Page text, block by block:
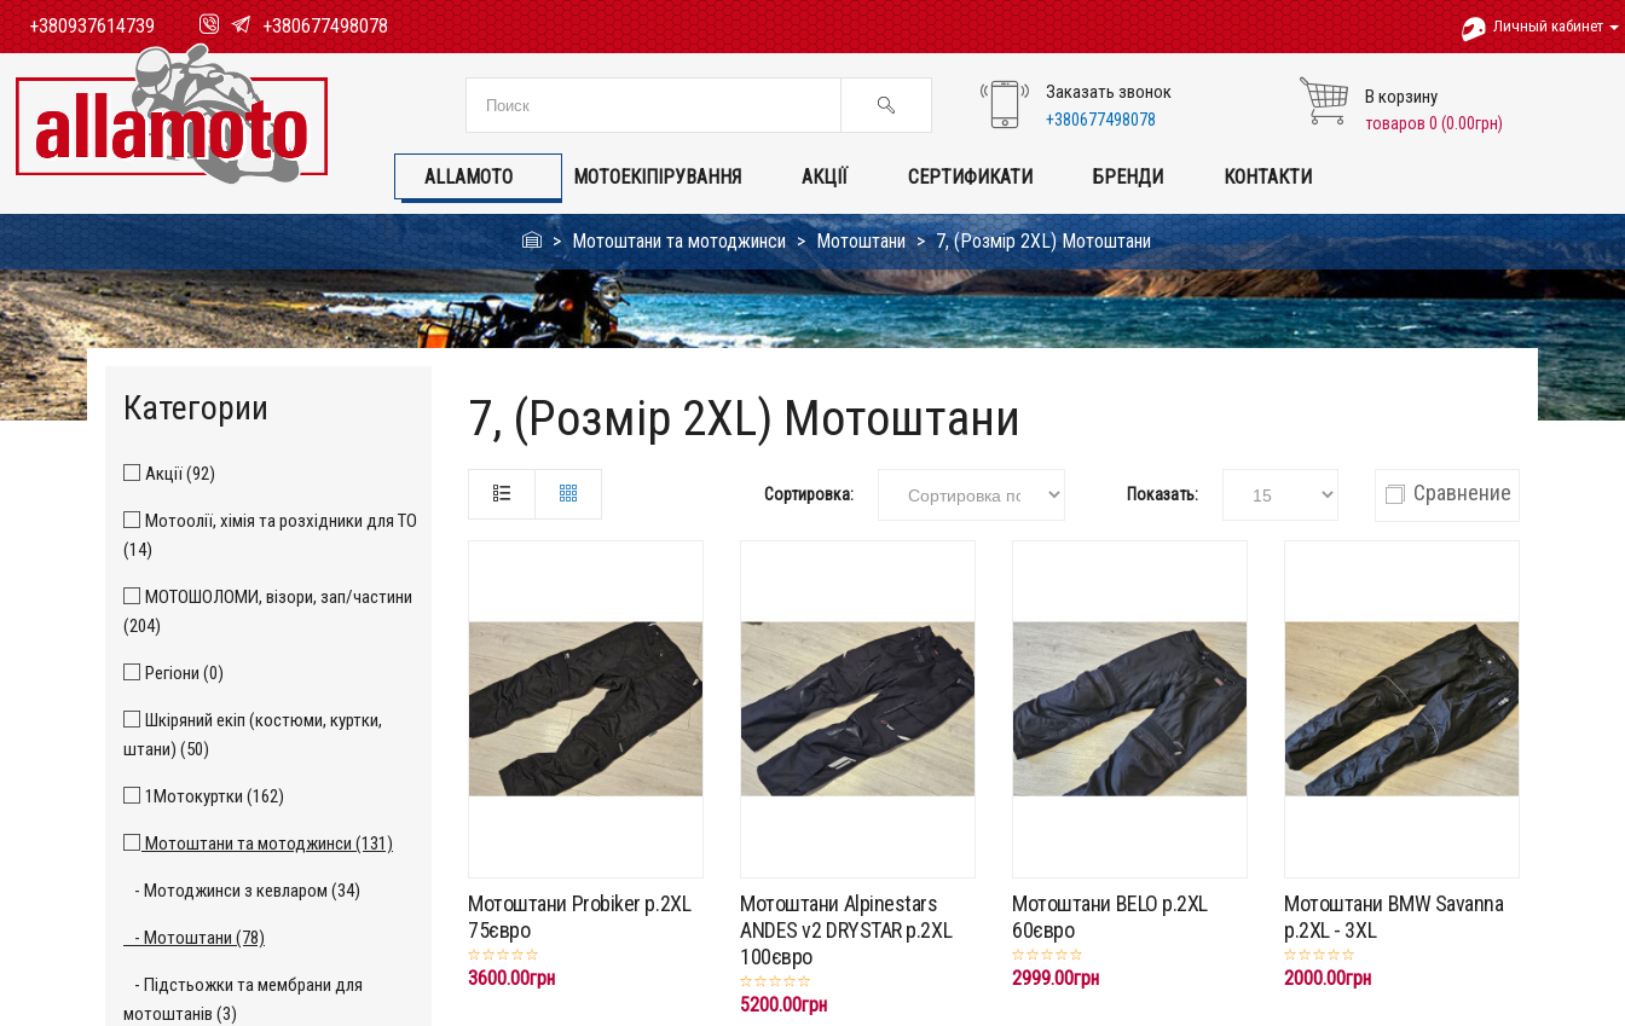
+380937614739 +380677498078 Личный кабинет
Заказать звонок
+380677498078
В корзину
товаров 0 (0.00грн)
ALLAMOTO МОТОЕКІПІРУВАННЯ АКЦІЇ СЕРТИФИКАТИ БРЕНДИ КОНТАКТИ
Мотоштани та мотоджинси Мотоштани 7, (Розмір 2XL) Мотоштани
Категории
Акції (92)
Мотоолії, хімія та розхідники для ТО
(14)
МОТОШОЛОМИ, візори, зап/частини
(204)
Регіони (0)
Шкіряний екіп (костюми, куртки,
штани) (50)
1Мотокуртки (162)
Мотоштани та мотоджинси (131)
- Мотоджинси з кевларом (34)
- Мотоштани (78)
- Підстьожки та мембрани для
мотоштанів (3)
7, (Розмір 2XL) Мотоштани
Сортировка: Показать: Сравнение
Мотоштани Probiker p.2XL
75євро
3600.00грн
Мотоштани Alpinestars
ANDES v2 DRYSTAR p.2XL
100євро
5200.00грн
Мотоштани BELO p.2XL
60євро
2999.00грн
Мотоштани BMW Savanna
p.2XL - 3XL
2000.00грн